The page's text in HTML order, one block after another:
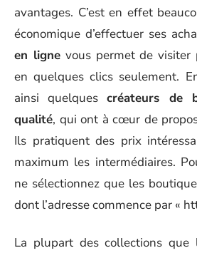
avantages. C’est en effet
économique d’effectuer ses
en lignevous permet de visiter
en quelques clics seulement.
ainsi quelquescréateurs de
qualité, qui ont à cœur de
Ils pratiquent des prix
maximum les intermédiaires.
ne sélectionnez que les
dont l’adresse commence par «
La plupart des collections que